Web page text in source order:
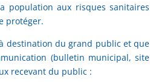
population aux risques sanitaires
protéger.
destination du grand public et que
(bulletin municipal, site
recevant du public :